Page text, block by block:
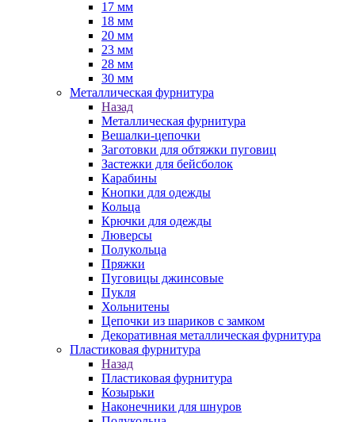
17 мм
18 мм
20 мм
23 мм
28 мм
30 мм
Металлическая фурнитура
Назад
Металлическая фурнитура
Вешалки-цепочки
Заготовки для обтяжки пуговиц
Застежки для бейсболок
Карабины
Кнопки для одежды
Кольца
Крючки для одежды
Люверсы
Полукольца
Пряжки
Пуговицы джинсовые
Пукля
Хольнитены
Цепочки из шариков с замком
Декоративная металлическая фурнитура
Пластиковая фурнитура
Назад
Пластиковая фурнитура
Козырьки
Наконечники для шнуров